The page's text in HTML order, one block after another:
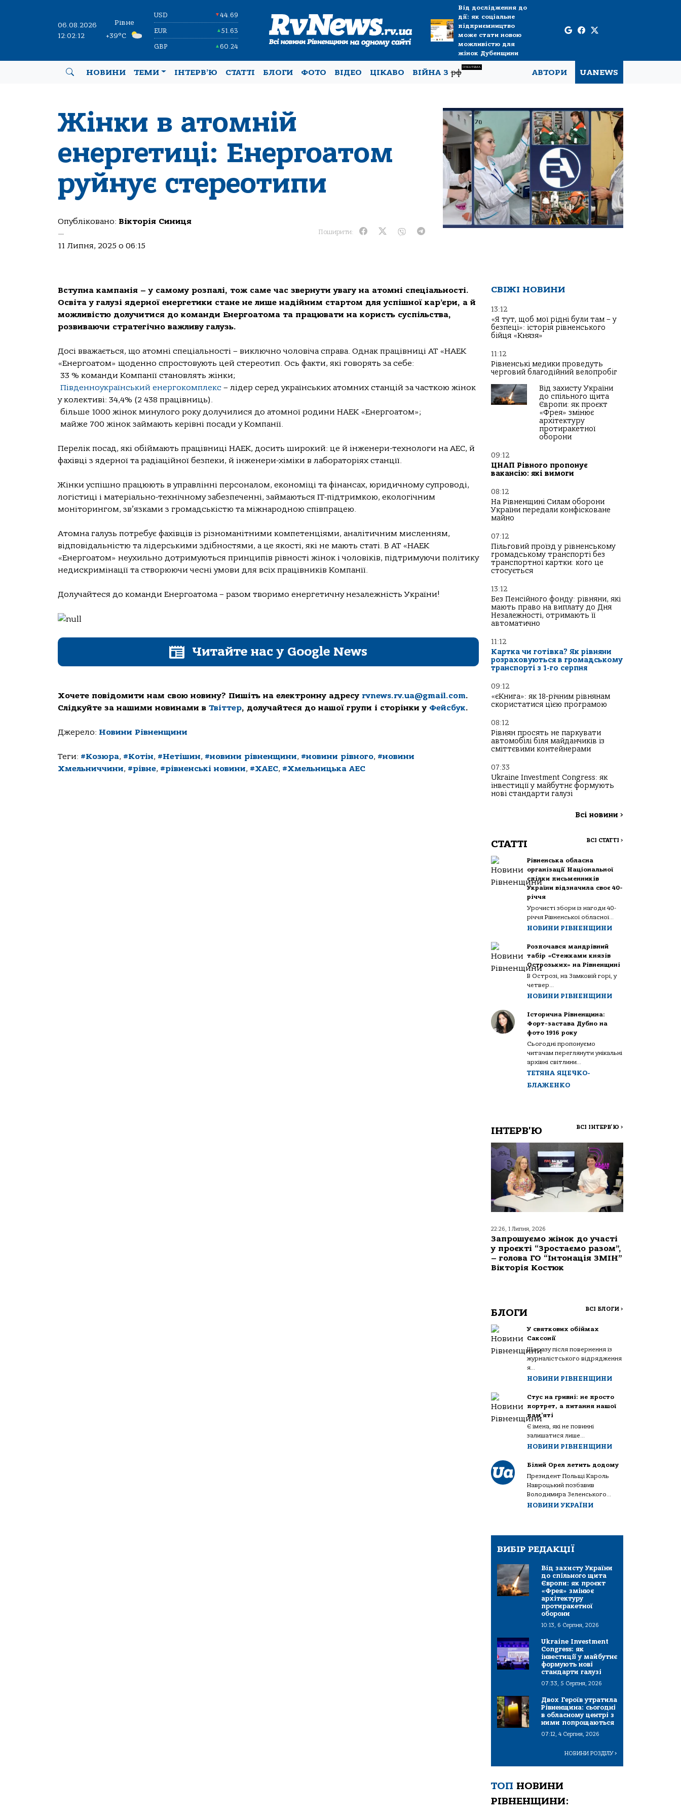
06.08.2026
12:02:13
Рівне
+39°C
USD ▼44.69
EUR ▲51.63
GBP ▲60.24
Від дослідження до
дії: як соціальне
підприємництво
може стати новою
можливістю для
жінок Дубенщини
НОВИНИ ТЕМИ ІНТЕРВ’Ю СТАТТІ БЛОГИ ФОТО ВІДЕО ЦІКАВО ВІЙНА Зрф
СПЕЦТЕМА
АВТОРИ UANEWS
Жінки в атомній
енергетиці: Енергоатом
руйнує стереотипи
Опубліковано: Вікторія Синиця
—
11 Липня, 2025 о 06:15
Поширити:
Вступна кампанія – у самому розпалі, тож саме час звернути увагу на атомні спеціальності.
Освіта у галузі ядерної енергетики стане не лише надійним стартом для успішної кар’єри, а й
можливістю долучитися до команди Енергоатома та працювати на користь суспільства,
розвиваючи стратегічно важливу галузь.
Досі вважається, що атомні спеціальності – виключно чоловіча справа. Однак працівниці АТ «НАЕК
«Енергоатом» щоденно спростовують цей стереотип. Ось факти, які говорять за себе:
33 % команди Компанії становлять жінки;
Південноукраїнський енергокомплекс – лідер серед українських атомних станцій за часткою жінок
у колективі: 34,4% (2 438 працівниць).
більше 1000 жінок минулого року долучилися до атомної родини НАЕК «Енергоатом»;
майже 700 жінок займають керівні посади у Компанії.
Перелік посад, які обіймають працівниці НАЕК, досить широкий: це й інженери-технологи на АЕС, й
фахівці з ядерної та радіаційної безпеки, й інженери-хіміки в лабораторіях станції.
Жінки успішно працюють в управлінні персоналом, економіці та фінансах, юридичному супроводі,
логістиці і матеріально-технічному забезпеченні, займаються ІТ-підтримкою, екологічним
моніторингом, зв’язками з громадськістю та міжнародною співпрацею.
Атомна галузь потребує фахівців із різноманітними компетенціями, аналітичним мисленням,
відповідальністю та лідерськими здібностями, а це якості, які не мають статі. В АТ «НАЕК
«Енергоатом» неухильно дотримуються принципів рівності жінок і чоловіків, підтримуючи політику
недискримінації та створюючи чесні умови для всіх працівників Компанії.
Долучайтеся до команди Енергоатома – разом творимо енергетичну незалежність України!
Читайте нас у Google News
Хочете повідомити нам свою новину? Пишіть на електронну адресу rvnews.rv.ua@gmail.com.
Слідкуйте за нашими новинами в Твіттер, долучайтеся до нашої групи і сторінки у Фейсбук.
Джерело: Новини Рівненщини
Теги: #Козюра, #Котін, #Нетішин, #новини рівненщини, #новини рівного, #новини
Хмельниччини, #рівне, #рівненські новини, #ХАЕС, #Хмельницька АЕС
СВІЖІ НОВИНИ
13:12
«Я тут, щоб мої рідні були там – у
безпеці»: історія рівненського
бійця «Князя»
11:12
Рівненські медики проведуть
черговий благодійний велопробіг
Від захисту України
до спільного щита
Європи: як проєкт
«Фрея» змінює
архітектуру
протиракетної
оборони
09:12
ЦНАП Рівного пропонує
вакансію: які вимоги
08:12
На Рівненщині Силам оборони
України передали конфісковане
майно
07:12
Пільговий проїзд у рівненському
громадському транспорті без
транспортної картки: кого це
стосується
13:12
Без Пенсійного фонду: рівняни, які
мають право на виплату до Дня
Незалежності, отримають її
автоматично
11:12
Картка чи готівка? Як рівняни
розраховуються в громадському
транспорті з 1-го серпня
09:12
«єКнига»: як 18-річним рівнянам
скористатися цією програмою
08:12
Рівнян просять не паркувати
автомобілі біля майданчиків із
сміттєвими контейнерами
07:33
Ukraine Investment Congress: як
інвестиції у майбутнє формують
нові стандарти галузі
Всі новини >
СТАТТІ ВСІ СТАТТІ >
Рівненська обласна
організації Національної
спілки письменників
України відзначила своє 40-
річчя
Урочисті збори із нагоди 40-
річчя Рівненської обласної...
НОВИНИ РІВНЕНЩИНИ
Розпочався мандрівний
табір «Стежками князів
Острозьких» на Рівненщині
В Острозі, на Замковій горі, у
четвер...
НОВИНИ РІВНЕНЩИНИ
Історична Рівненщина:
Форт-застава Дубно на
фото 1916 року
Сьогодні пропонуємо
читачам переглянути унікальні
архівні світлини...
ТЕТЯНА ЯЦЕЧКО-
БЛАЖЕНКО
ІНТЕРВ'Ю ВСІ ІНТЕРВ'Ю >
22:26, 1 Липня, 2026
Запрошуємо жінок до участі
у проєкті “Зростаємо разом”,
– голова ГО “Інтонація ЗМІН”
Вікторія Костюк
БЛОГИ ВСІ БЛОГИ >
У святкових обіймах
Саксонії
Щоразу після повернення із
журналістського відрядження
я...
НОВИНИ РІВНЕНЩИНИ
Стус на гривні: не просто
портрет, а питання нашої
пам’яті
Є імена, які не повинні
залишатися лише...
НОВИНИ РІВНЕНЩИНИ
Білий Орел летить додому
Президент Польщі Кароль
Навроцький позбавив
Володимира Зеленського...
НОВИНИ УКРАЇНИ
ВИБІР РЕДАКЦІЇ
Від захисту України
до спільного щита
Європи: як проєкт
«Фрея» змінює
архітектуру
протиракетної
оборони
10:13, 6 Серпня, 2026
Ukraine Investment
Congress: як
інвестиції у майбутнє
формують нові
стандарти галузі
07:33, 5 Серпня, 2026
Двох Героїв утратила
Рівненщина: сьогодні
в обласному центрі з
ними попрощаються
07:12, 4 Серпня, 2026
НОВИНИ РОЗДІЛУ>
ТОП НОВИНИ
РІВНЕНЩИНИ: